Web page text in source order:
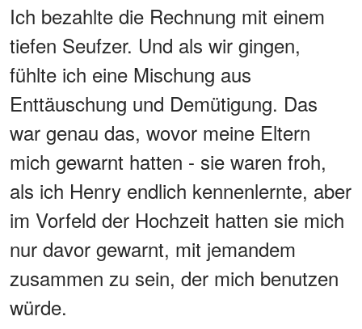
Ich bezahlte die Rechnung mit einem
tiefen Seufzer. Und als wir gingen,
fühlte ich eine Mischung aus
Enttäuschung und Demütigung. Das
war genau das, wovor meine Eltern
mich gewarnt hatten - sie waren froh,
als ich Henry endlich kennenlernte, aber
im Vorfeld der Hochzeit hatten sie mich
nur davor gewarnt, mit jemandem
zusammen zu sein, der mich benutzen
würde.